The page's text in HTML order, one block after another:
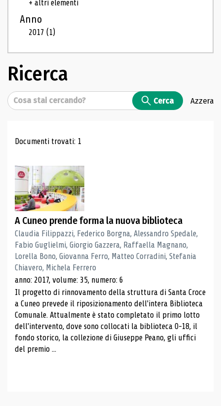
+ altri elementi
Anno
2017(1)
Ricerca
Cerca Cerca Azzera
Risultati di ricerca
Documenti trovati: 1
A Cuneo prende forma la nuova biblioteca
Claudia Filippazzi, Federico Borgna, Alessandro Spedale,
Fabio Guglielmi, Giorgio Gazzera, Raffaella Magnano,
Lorella Bono, Giovanna Ferro, Matteo Corradini, Stefania
Chiavero, Michela Ferrero
anno: 2017, volume: 35, numero: 6
Il progetto di rinnovamento della struttura di Santa Croce
a Cuneo prevede il riposizionamento dell'intera Biblioteca
Comunale. Attualmente è stato completato il primo lotto
dell'intervento, dove sono collocati la biblioteca 0-18, il
fondo storico, la collezione di Giuseppe Peano, gli uffici
del premio ...